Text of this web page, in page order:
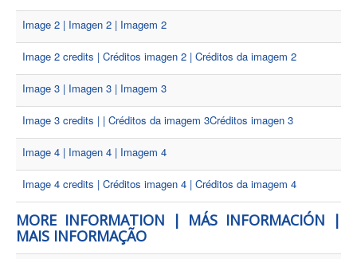
Image 2 | Imagen 2 | Imagem 2
Image 2 credits | Créditos imagen 2 | Créditos da imagem 2
Image 3 | Imagen 3 | Imagem 3
Image 3 credits | | Créditos da imagem 3Créditos imagen 3
Image 4 | Imagen 4 | Imagem 4
Image 4 credits | Créditos imagen 4 | Créditos da imagem 4
MORE INFORMATION | MÁS INFORMACIÓN |
MAIS INFORMAÇÃO